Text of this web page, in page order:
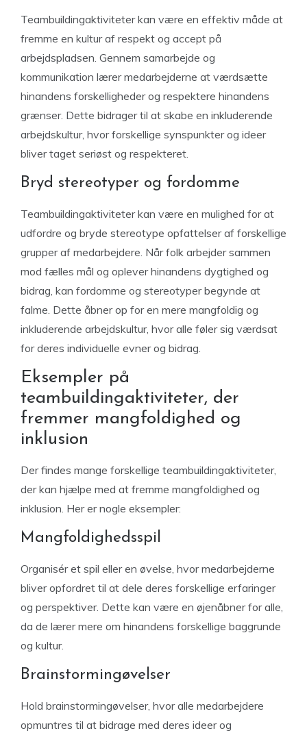
Teambuildingaktiviteter kan være en effektiv måde at
fremme en kultur af respekt og accept på
arbejdspladsen. Gennem samarbejde og
kommunikation lærer medarbejderne at værdsætte
hinandens forskelligheder og respektere hinandens
grænser. Dette bidrager til at skabe en inkluderende
arbejdskultur, hvor forskellige synspunkter og ideer
bliver taget seriøst og respekteret.
Bryd stereotyper og fordomme
Teambuildingaktiviteter kan være en mulighed for at
udfordre og bryde stereotype opfattelser af forskellige
grupper af medarbejdere. Når folk arbejder sammen
mod fælles mål og oplever hinandens dygtighed og
bidrag, kan fordomme og stereotyper begynde at
falme. Dette åbner op for en mere mangfoldig og
inkluderende arbejdskultur, hvor alle føler sig værdsat
for deres individuelle evner og bidrag.
Eksempler på
teambuildingaktiviteter, der
fremmer mangfoldighed og
inklusion
Der findes mange forskellige teambuildingaktiviteter,
der kan hjælpe med at fremme mangfoldighed og
inklusion. Her er nogle eksempler:
Mangfoldighedsspil
Organisér et spil eller en øvelse, hvor medarbejderne
bliver opfordret til at dele deres forskellige erfaringer
og perspektiver. Dette kan være en øjenåbner for alle,
da de lærer mere om hinandens forskellige baggrunde
og kultur.
Brainstormingøvelser
Hold brainstormingøvelser, hvor alle medarbejdere
opmuntres til at bidrage med deres ideer og